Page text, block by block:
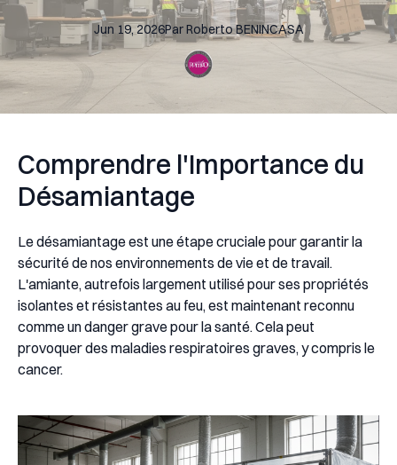
Jun 19, 2026ParRobertoBENINCASA
Comprendre l'Importance du
Désamiantage
Le désamiantage est une étape cruciale pour garantir la
sécurité de nos environnements de vie et de travail.
L'amiante, autrefois largement utilisé pour ses propriétés
isolantes et résistantes au feu, est maintenant reconnu
comme un danger grave pour la santé. Cela peut
provoquer des maladies respiratoires graves, y compris le
cancer.